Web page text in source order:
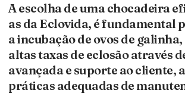
A escolha de uma chocadeira
as da Eclovida, é fundamental
a incubação de ovos de
altas taxas de eclosão através
avançada e suporte ao cliente,
práticas adequadas de